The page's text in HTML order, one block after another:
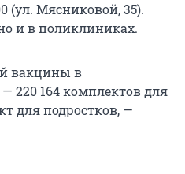
(ул. Мясниковой, 35).
и в поликлиниках.
вакцины в
220 164 комплектов для
для подростков, —